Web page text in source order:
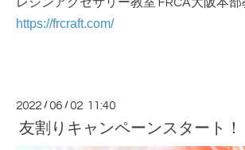
https://frcraft.com/
2022 /06 /02 11:40
友割りキャンペーンスタート！